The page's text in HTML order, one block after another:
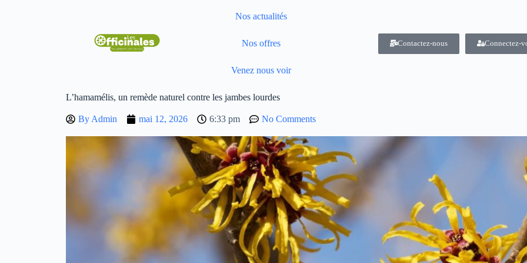
Nos actualités
Nos offres
Venez nous voir
Contactez-nous Connectez-
L’hamamélis, un remède naturel contre les jambes lourdes
By Admin mai 12, 2026 6:33 pm No Comments